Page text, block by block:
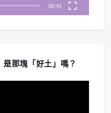
00:41
那塊「好土」嗎？